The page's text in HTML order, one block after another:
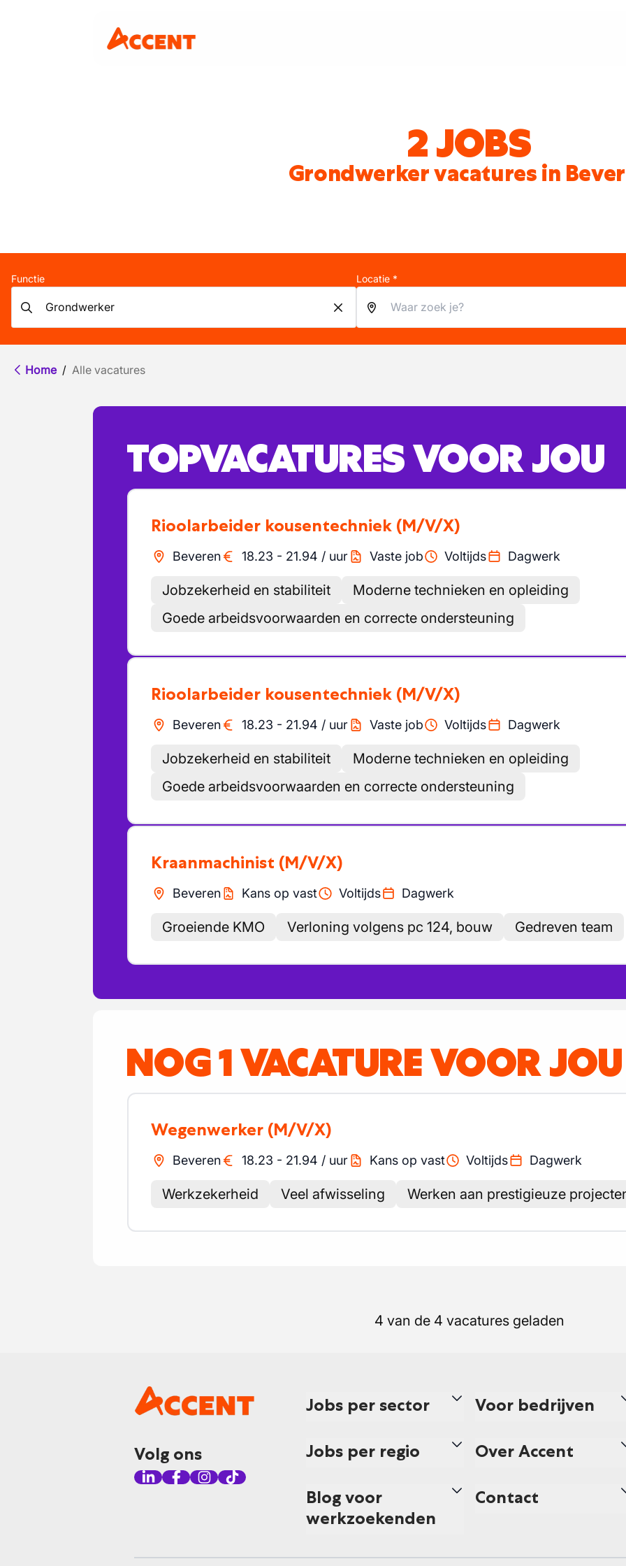
2 JOBS
Grondwerker vacatures in
Functie Locatie *
Home / Alle vacatures
TOPVACATURES VOOR JOU
Rioolarbeider kousentechniek (M/V/X)
Beveren 18.23 - 21.94 / uur Vaste job Voltijds Dagwerk
Jobzekerheid en stabiliteit
Moderne technieken en opleiding
Goede arbeidsvoorwaarden en correcte ondersteuning
Rioolarbeider kousentechniek (M/V/X)
Beveren 18.23 - 21.94 / uur Vaste job Voltijds Dagwerk
Jobzekerheid en stabiliteit
Moderne technieken en opleiding
Goede arbeidsvoorwaarden en correcte ondersteuning
Kraanmachinist (M/V/X)
Beveren Kans op vast Voltijds Dagwerk
Groeiende KMO Verloning volgens pc 124, bouw Gedreven team
NOG 1 VACATURE VOOR JOU
Wegenwerker (M/V/X)
Beveren 18.23 - 21.94 / uur Kans op vast Voltijds Dagwerk
Werkzekerheid Veel afwisseling Werken aan prestigieuze
4 van de 4 vacatures geladen
Volg ons
Jobs per sector
Jobs per regio
Blog voor
werkzoekenden
Voor bedrijven
Over Accent
Contact